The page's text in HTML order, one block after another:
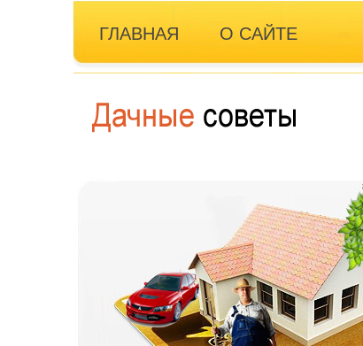
ГЛАВНАЯ О САЙТЕ